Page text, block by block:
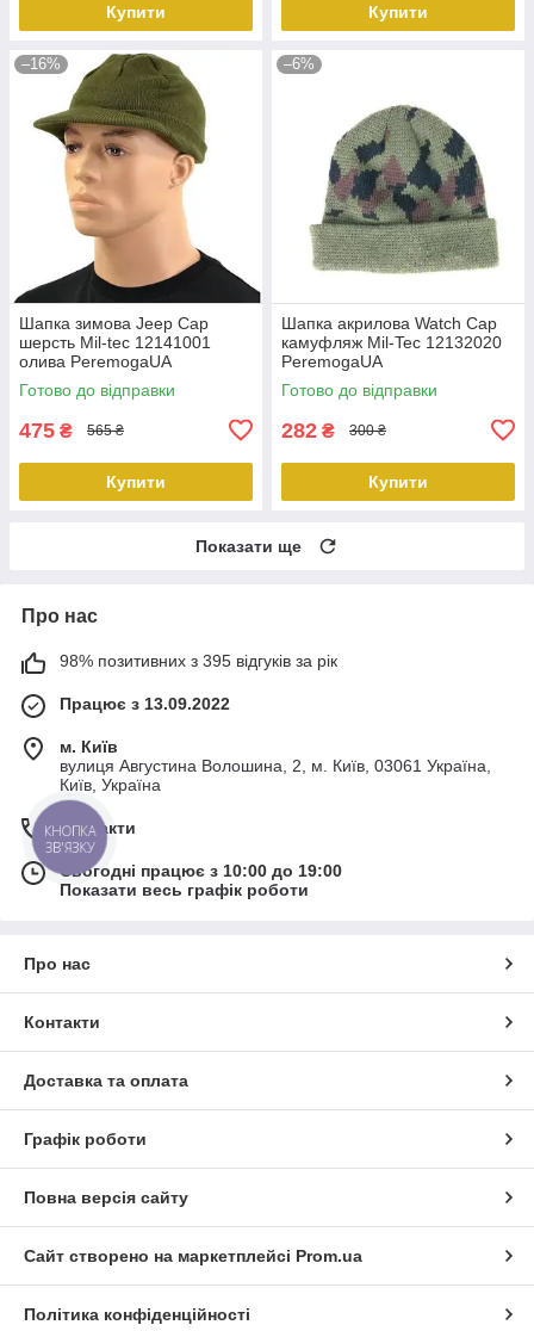
Купити Купити
–16%
Шапка зимова Jeep Cap
шерсть Mil-tec 12141001
олива PeremogaUA
Готово до відправки
475 ₴ 565 ₴
Купити
–6%
Шапка акрилова Watch Сар
камуфляж Mil-Tec 12132020
PeremogaUA
Готово до відправки
282 ₴ 300 ₴
Купити
Показати ще
Про нас
98% позитивних з 395 відгуків за рік
Працює з 13.09.2022
м. Київ
вулиця Августина Волошина, 2, м. Київ, 03061 Україна,
Київ, Україна
Контакти
Сьогодні працює з 10:00 до 19:00
Показати весь графік роботи
Про нас
Контакти
Доставка та оплата
Графік роботи
Повна версія сайту
Сайт створено на маркетплейсі Prom.ua
Політика конфіденційності
КНОПКА
ЗВ'ЯЗКУ